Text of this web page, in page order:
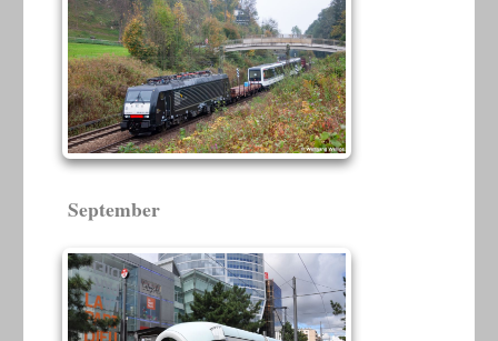
September